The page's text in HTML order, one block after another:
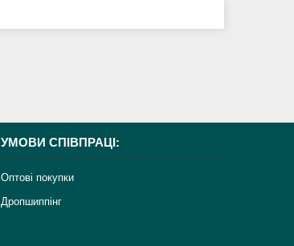
УМОВИ СПІВПРАЦІ:
Оптові покупки
Дропшиппінг